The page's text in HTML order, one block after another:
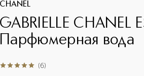
CHANEL
GABRIELLE CHANEL
Парфюмерная вода
5из 56 (6)